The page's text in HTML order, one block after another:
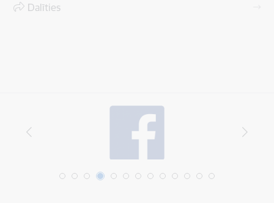
Dalīties